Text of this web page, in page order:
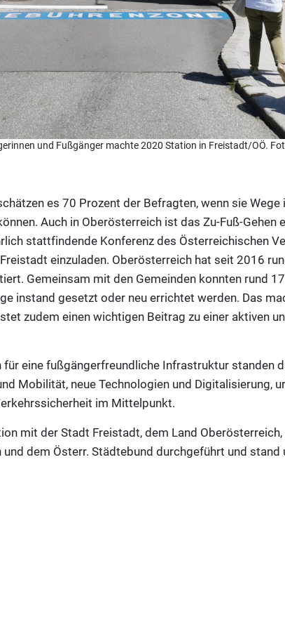
und Fußgänger machte 2020 Station in Freistadt/OÖ.
es 70 Prozent der Befragten, wenn sie Wege
Auch in Oberösterreich ist das Zu-Fuß-Gehen
stattfindende Konferenz des Österreichischen
einzuladen. Oberösterreich hat seit 2016
Gemeinsam mit den Gemeinden konnten rund
instand gesetzt oder neu errichtet werden. Das
zudem einen wichtigen Beitrag zu einer aktiven
für eine fußgängerfreundliche Infrastruktur standen
Mobilität, neue Technologien und Digitalisierung,
im Mittelpunkt.
mit der Stadt Freistadt, dem Land
dem Österr. Städtebund durchgeführt und stand